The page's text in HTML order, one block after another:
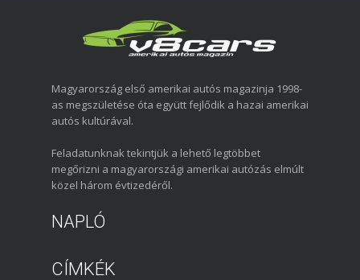
Magyarország első amerikai autós magazinja 1998-
as megszületése óta együtt fejlődik a hazai amerikai
autós kultúrával.
Feladatunknak tekintjük a lehető legtöbbet
megőrizni a magyarországi amerikai autózás elmúlt
közel három évtizedéről.
NAPLÓ
CÍMKÉK